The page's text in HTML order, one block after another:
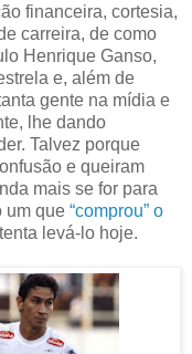
financeira, cortesia,
carreira, de como
Henrique Ganso,
e, além de
gente na mídia e
lhe dando
Talvez porque
e queiram
mais se for para
um que “comprou” o
levá-lo hoje.